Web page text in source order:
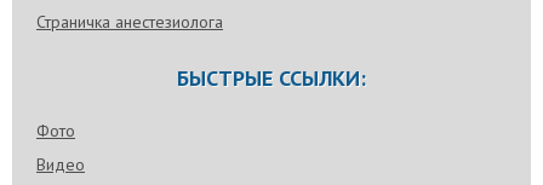
Страничка анестезиолога
БЫСТРЫЕ ССЫЛКИ:
Фото
Видео